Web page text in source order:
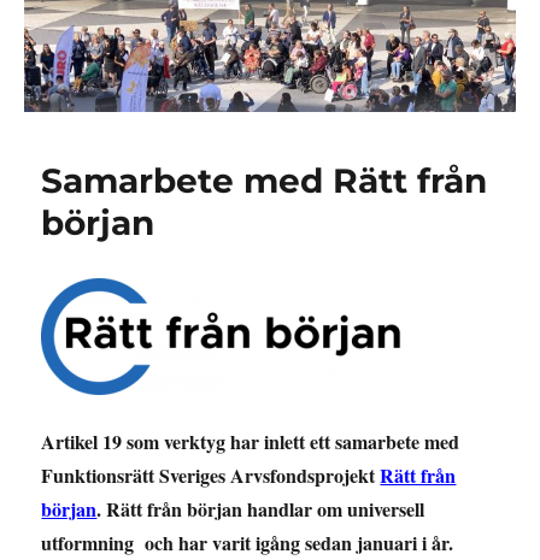
Samarbete med Rätt från
början
Artikel 19 som verktyg har inlett ett samarbete med
Funktionsrätt Sveriges ArvsfondsprojektRätt från
början. Rätt från början handlar om universell
utformning och har varit igång sedan januari i år.